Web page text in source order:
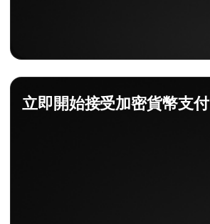
立即開始接受加密貨幣支付